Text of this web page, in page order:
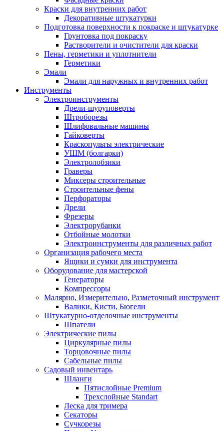
Краски для внутренних работ
Декоративные штукатурки
Подготовка поверхности к покраске и штукатурке
Грунтовка под покраску
Растворители и очистители для краски
Пены, герметики и уплотнители
Герметики
Эмали
Эмали для наружных и внутренних работ
Инструменты
Электроинструменты
Дрели-шуруповерты
Штроборезы
Шлифовальные машины
Гайковерты
Краскопульты электрические
УШМ (болгарки)
Электролобзики
Граверы
Миксеры строительные
Строительные фены
Перфораторы
Дрели
Фрезеры
Электрорубанки
Отбойные молотки
Электроинструменты для различных работ
Организация рабочего места
Ящики и сумки для инструмента
Оборудование для мастерской
Генераторы
Компрессоры
Малярно, Измерительно, Разметочный инструмент
Валики, Кисти, Бюгели
Штукатурно-отделочные инструменты
Шпатели
Электрические пилы
Циркулярные пилы
Торцовочные пилы
Сабельные пилы
Садовый инвентарь
Шланги
Пятислойные Premium
Трехслойные Standart
Леска для тримера
Секаторы
Сучкорезы